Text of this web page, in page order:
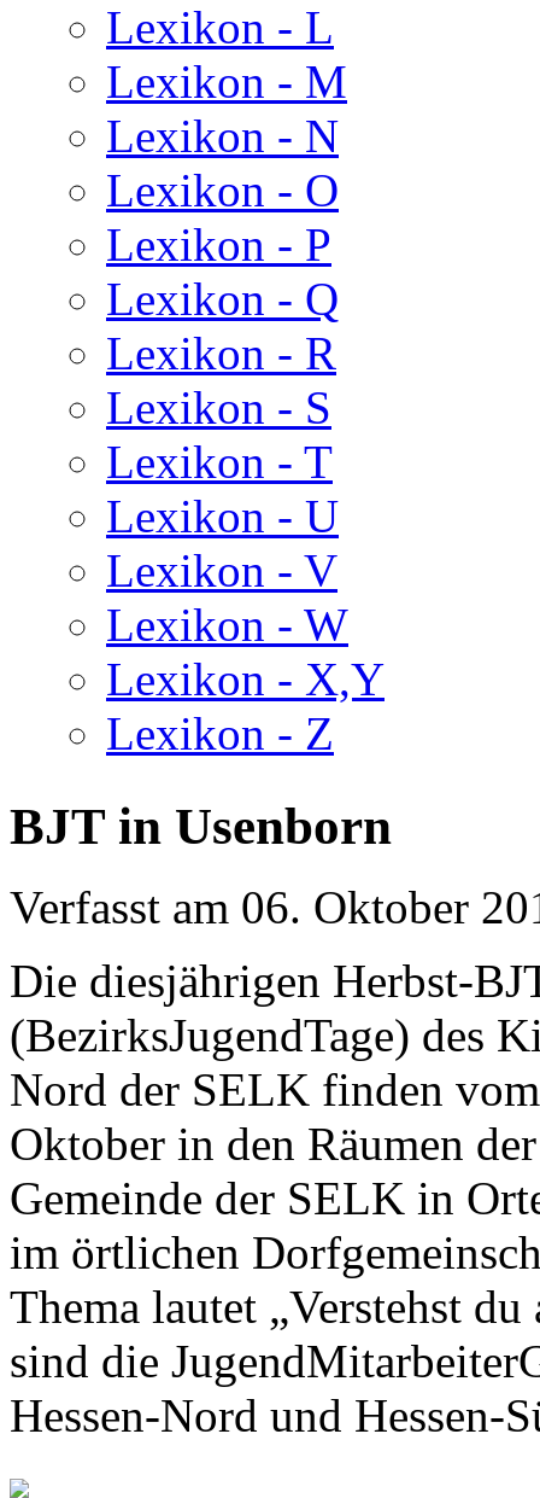
Lexikon - L
Lexikon - M
Lexikon - N
Lexikon - O
Lexikon - P
Lexikon - Q
Lexikon - R
Lexikon - S
Lexikon - T
Lexikon - U
Lexikon - V
Lexikon - W
Lexikon - X,Y
Lexikon - Z
BJT in Usenborn
Verfasst am 06. Oktober
Die diesjährigen Herbst-
(BezirksJugendTage) des
Nord der SELK finden
Oktober in den Räumen
Gemeinde der SELK in
im örtlichen
Thema lautet „Verstehst
sind die
Hessen-Nord und Hessen-